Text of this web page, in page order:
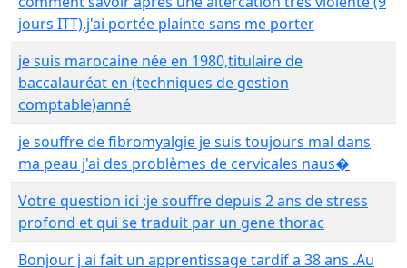
jours ITT).j'ai portée plainte sans me porter
je suis marocaine née en 1980,titulaire de
baccalauréat en (techniques de gestion
comptable)anné
je souffre de fibromyalgie je suis toujours mal dans
ma peau j'ai des problèmes de cervicales naus�
Votre question ici :je souffre depuis 2 ans de stress
profond et qui se traduit par un gene thorac
Bonjour j ai fait un apprentissage tardif a 38 ans .Au